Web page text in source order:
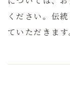
ください。伝
ていただきます